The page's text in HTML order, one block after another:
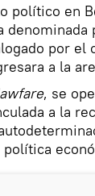
político en
denominada
por el
a la
, se
a la